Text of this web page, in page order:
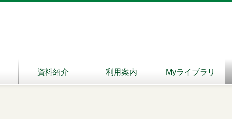
資料紹介 利用案内 Myライブラリ